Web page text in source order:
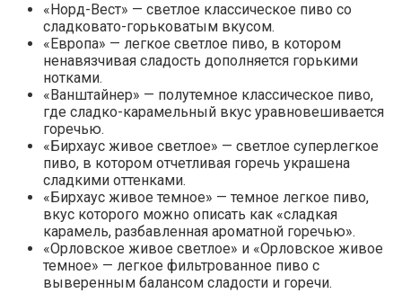
«Норд-Вест» — светлое классическое пиво со
сладковато-горьковатым вкусом.
«Европа» — легкое светлое пиво, в котором
ненавязчивая сладость дополняется горькими
нотками.
«Ванштайнер» — полутемное классическое пиво,
где сладко-карамельный вкус уравновешивается
горечью.
«Бирхаус живое светлое» — светлое суперлегкое
пиво, в котором отчетливая горечь украшена
сладкими оттенками.
«Бирхаус живое темное» — темное легкое пиво,
вкус которого можно описать как «сладкая
карамель, разбавленная ароматной горечью».
«Орловское живое светлое» и «Орловское живое
темное» — легкое фильтрованное пиво с
выверенным балансом сладости и горечи.